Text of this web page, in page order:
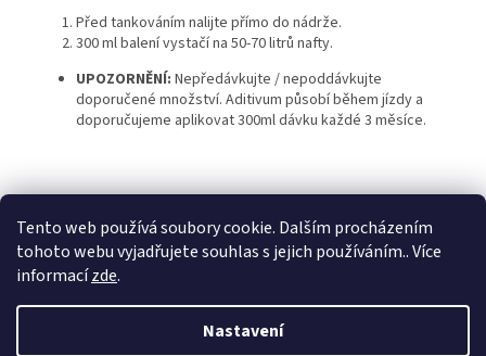
Tento web používá soubory cookie. Dalším procházením
tohoto webu vyjadřujete souhlas s jejich používáním.. Více
informacízde.
Nastavení
Před tankováním nalijte přímo do nádrže.
300 ml balení vystačí na 50-70 litrů nafty.
UPOZORNĚNÍ: Nepředávkujte / nepoddávkujte
doporučené množství. Aditivum působí během jízdy a
doporučujeme aplikovat 300ml dávku každé 3 měsíce.
Z
KTL Statek ostružno Nejčastěji kladené dotazy
Vytvořil Shoptet